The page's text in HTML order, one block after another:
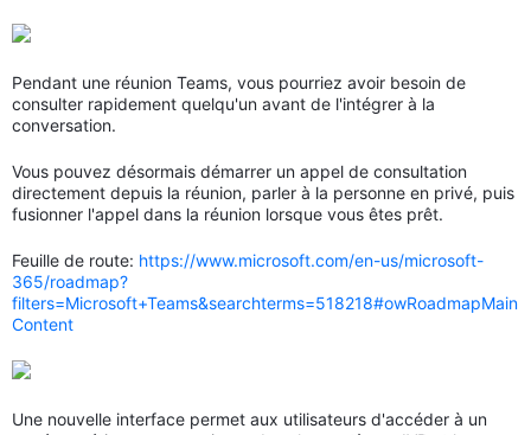
Pendant une réunion Teams, vous pourriez avoir besoin de
consulter rapidement quelqu'un avant de l'intégrer à la
conversation.
Vous pouvez désormais démarrer un appel de consultation
directement depuis la réunion, parler à la personne en privé, puis
fusionner l'appel dans la réunion lorsque vous êtes prêt.
Feuille de route: https://www.microsoft.com/en-us/microsoft-
365/roadmap?
filters=Microsoft+Teams&searchterms=518218#owRoadmapMain
Content
Une nouvelle interface permet aux utilisateurs d'accéder à un